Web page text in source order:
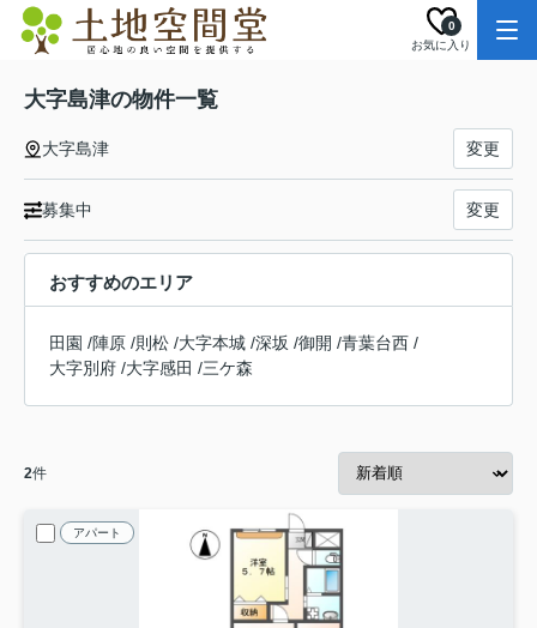
お気に入り
0
大字島津の物件一覧
大字島津 変更
募集中 変更
おすすめのエリア
田園 /陣原 /則松 /大字本城 /深坂 /御開 /青葉台西 /
大字別府 /大字感田 /三ケ森
2件
アパート